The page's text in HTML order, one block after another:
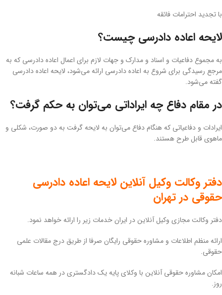
با تجدید احترامات فائقه
لایحه اعاده دادرسی چیست؟
به مجموع دفاعیات و اسناد و مدارک و جهات لازم برای اعمال اعاده دادرسی که به
مرجع رسیدگی برای شروع به اعاده دادرسی ارائه می‌شود، لایحه اعاده دادرسی
گفته می‌شود.
در مقام دفاع چه ایراداتی می‌توان به حکم گرفت؟
ایرادات و دفاعیاتی که هنگام دفاع می‌توان به لایحه گرفت به دو صورت، شکلی و
ماهوی قابل طرح هستند.
دفتر وکالت وکیل آنلاین لایحه اعاده دادرسی
حقوقی در تهران
دفتر وکالت مجازی وکیل آنلاین در ایران خدمات زیر را ارائه خواهد نمود.
ارائه منظم اطلاعات و مشاوره حقوقی رایگان صرفا از طریق درج مقالات علمی
حقوقی.
امکان مشاوره حقوقی آنلاین با وکلای پایه یک دادگستری در همه ساعات شبانه
روز.